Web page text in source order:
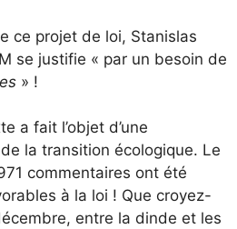
ce projet de loi, Stanislas
se justifie « par un besoin de
» !
a fait l’objet d’une
la transition écologique. Le
commentaires ont été
à la loi ! Que croyez-
entre la dinde et les